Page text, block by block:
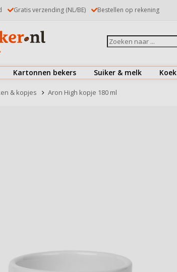
Gratis verzending (NL/BE) Bestellen op rekening
Kartonnen bekers
Koffiebekers
Suiker & melk
Suiker
& kopjes Aron High kopje 180 ml